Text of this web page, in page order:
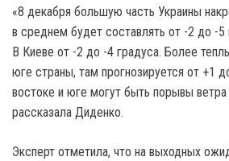
«8 декабря большую часть Украины
в среднем будет составлять от -2 до -
В Киеве от -2 до -4 градуса. Более
юге страны, там прогнозируется от +1
востоке и юге могут быть порывы
рассказала Диденко.
Эксперт отметила, что на выходных